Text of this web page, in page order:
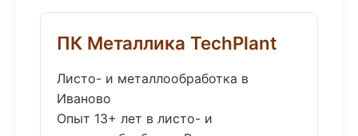
ПК Металлика TechPlant
Листо- и металлообработка в
Иваново
Опыт 13+ лет в листо- и